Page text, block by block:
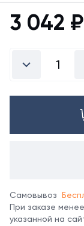
в
3 042 ₽
Самовывоз
При заказе
указанной на